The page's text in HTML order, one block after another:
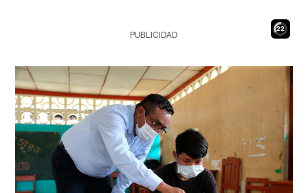
21
PUBLICIDAD